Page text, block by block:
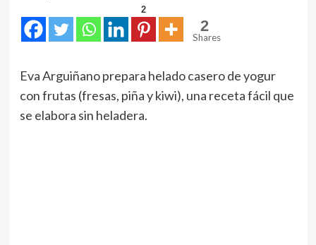
2
2
Shares
Eva Arguiñano prepara helado casero de yogur
con frutas (fresas, piña y kiwi), una receta fácil que
se elabora sin heladera.